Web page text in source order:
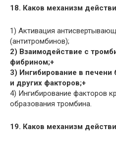
18. Каков механизм
1) Активация
(антитромбинов);
2) Взаимодействие с
фибрином;+
3) Ингибирование в печени
и других факторов;+
4) Ингибирование факторов
образования тромбина.
19. Каков механизм